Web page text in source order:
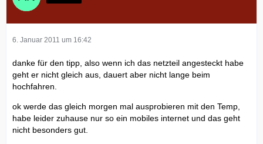
6. Januar 2011 um 16:42
danke für den tipp, also wenn ich das netzteil angesteckt habe
geht er nicht gleich aus, dauert aber nicht lange beim
hochfahren.
ok werde das gleich morgen mal ausprobieren mit den Temp,
habe leider zuhause nur so ein mobiles internet und das geht
nicht besonders gut.